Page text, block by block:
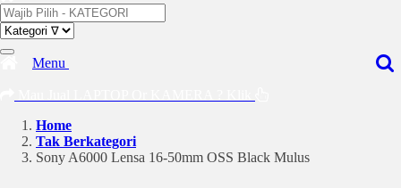
Menu
Home
Tak Berkategori
Sony A6000 Lensa 16-50mm OSS Black Mulus